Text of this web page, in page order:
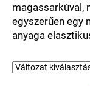
magassarkúval,
egyszerűen egy
anyaga